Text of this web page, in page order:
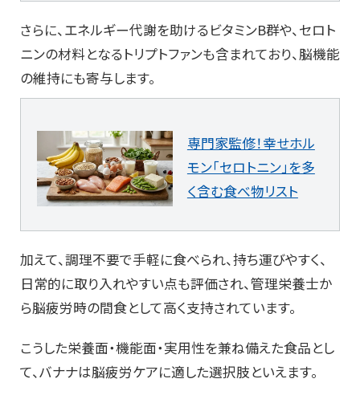
さらに、 エネルギー代謝を助けるビタミンB群や、セロト
ニンの材料となるトリプトファンも含まれており、 脳機能
の維持にも寄与します。
専門家監修！幸せホル
モン「セロトニン」を多
く含む食べ物リスト
加えて、調理不要で手軽に食べられ、持ち運びやすく、
日常的に取り入れやすい点も評価され、管理栄養士か
ら脳疲労時の間食として高く支持されています。
こうした栄養面・機能面・実用性を兼ね備えた食品とし
て、バナナは脳疲労ケアに適した選択肢といえます。